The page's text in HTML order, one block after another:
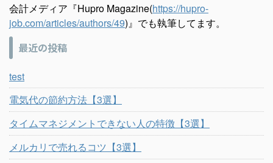
会計メディア『Hupro Magazine(https://hupro-
job.com/articles/authors/49)』でも執筆してます。
最近の投稿
test
電気代の節約方法【3選】
タイムマネジメントできない人の特徴【3選】
メルカリで売れるコツ【3選】